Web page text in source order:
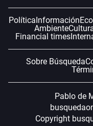
PolíticaInformación
Ambiente
Financial times
Sobre Búsqueda
Pablo de
Copyright